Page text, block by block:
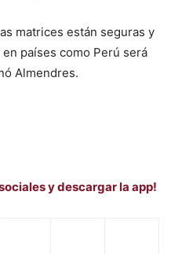
matrices están seguras y
países como Perú será
Almendres.
y descargar la app!